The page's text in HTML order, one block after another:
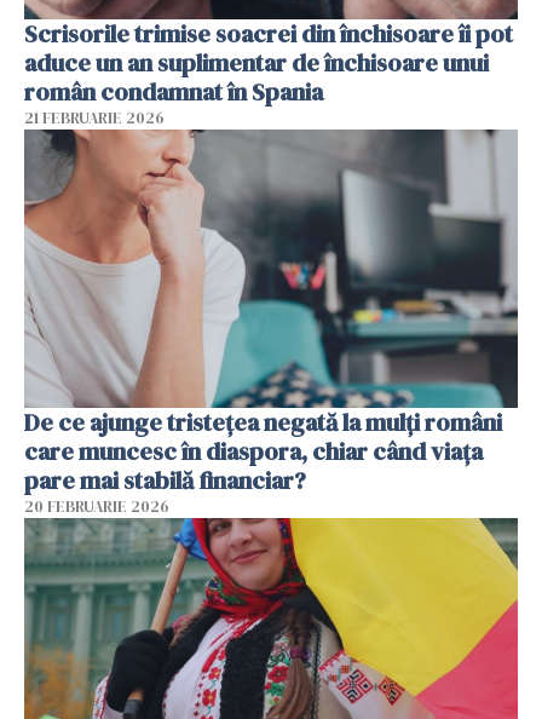
Scrisorile trimise soacrei din închisoare îi pot
aduce un an suplimentar de închisoare unui
român condamnat în Spania
21 FEBRUARIE 2026
De ce ajunge tristețea negată la mulți români
care muncesc în diaspora, chiar când viața
pare mai stabilă financiar?
20 FEBRUARIE 2026